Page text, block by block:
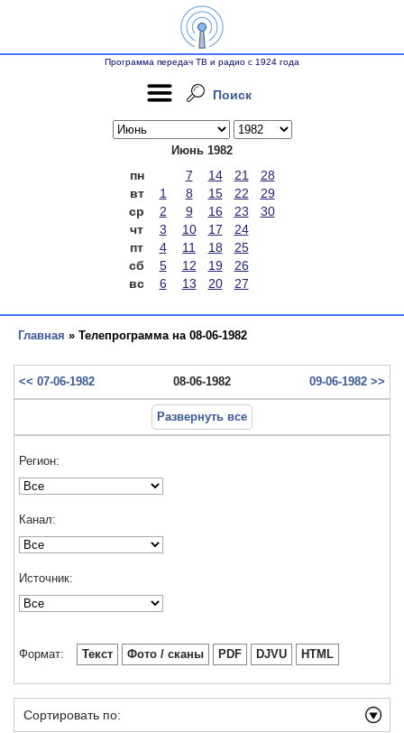
Программа передач ТВ и радио с 1924 года
Поиск
Июнь 1982
пн 7 14 21
28
вт
1 8 15 22
29
ср
2 9 16 23
30
чт
3 10 17
24
пт
4 11 18
25
сб
5 12 19
26
вс
6 13 20 27
Главная » Телепрограмма на 08-06-1982
<< 07-06-1982 08-06-1982 09-06-1982 >>
Развернуть все
Регион:
Канал:
Источник:
Формат: Текст Фото / сканы PDF DJVU HTML
Сортировать по: